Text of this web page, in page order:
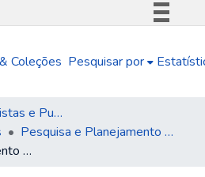
Comunica BR
Legislação
Coleções Pesquisar por
Navegar por Revistas e Publicações Seriadas
Pesquisa e Planejamento Econômico (PPE)
Pesquisa e Planejamento Econômico (PPE): v. 20, n. 03, dez. 1990